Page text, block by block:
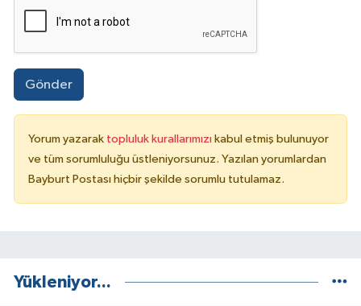
Gönder
Yorum yazarak topluluk kurallarımızı kabul etmiş bulunuyor
ve tüm sorumluluğu üstleniyorsunuz. Yazılan yorumlardan
Bayburt Postası hiçbir şekilde sorumlu tutulamaz.
Yükleniyor...